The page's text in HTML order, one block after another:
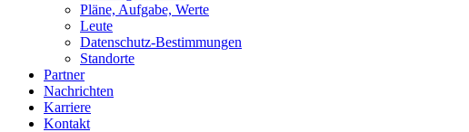
Pläne, Aufgabe, Werte
Leute
Datenschutz-Bestimmungen
Standorte
Partner
Nachrichten
Karriere
Kontakt